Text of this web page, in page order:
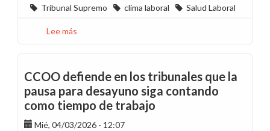
Tribunal Supremo
clima laboral Salud Laboral
Lee más
ante
el
Tribunal
Supremo
la
CCOO defiende en los tribunales que la
pausa para desayuno siga contando
como tiempo de trabajo
Mié, 04/03/2026 - 12:07